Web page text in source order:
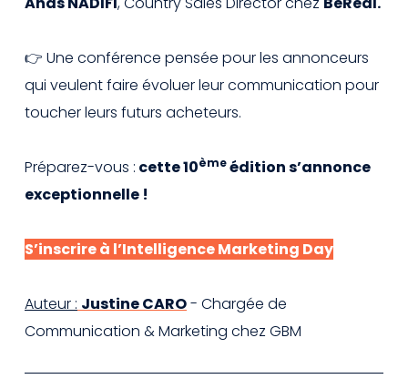
👉 Une conférence pensée pour les annonceurs
qui veulent faire évoluer leur communication pour
toucher leurs futurs acheteurs.
Préparez-vous : cette 10èmeédition s’annonce
exceptionnelle !
S’inscrire à l’Intelligence Marketing Day
Auteur : Justine CARO- Chargée de
Communication & Marketing chez GBM